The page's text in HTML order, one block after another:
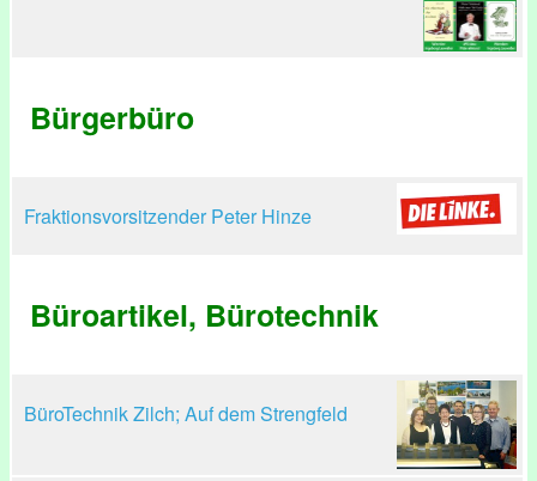
Bürgerbüro
Fraktionsvorsitzender Peter Hinze
Büroartikel, Bürotechnik
BüroTechnik Zilch; Auf dem Strengfeld